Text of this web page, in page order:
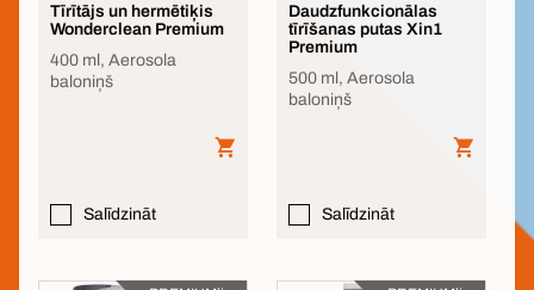
Tīrītājs un hermētiķis
Wonderclean Premium
400 ml, Aerosola
baloniņš
Salīdzināt
Daudzfunkcionālas
tīrīšanas putas Xin1
Premium
500 ml, Aerosola
baloniņš
Salīdzināt